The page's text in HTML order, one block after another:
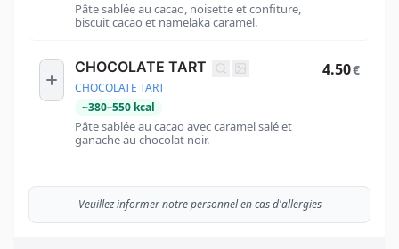
Pâte sablée au cacao, noisette et confiture,
biscuit cacao et namelaka caramel.
CHOCOLATE TART
CHOCOLATE TART
~380–550 kcal
Pâte sablée au cacao avec caramel salé et
ganache au chocolat noir.
4.50€
Veuillez informer notre personnel en cas d'allergies